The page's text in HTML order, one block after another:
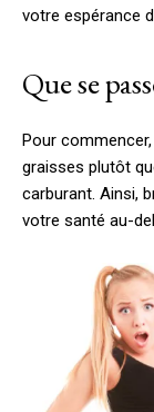
votre espérance
Que se
Pour
graisses plutôt
carburant. Ainsi,
votre santé au-